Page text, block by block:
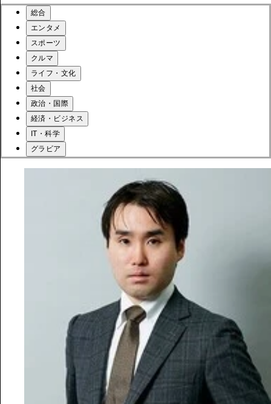
総合
エンタメ
スポーツ
クルマ
ライフ・文化
社会
政治・国際
経済・ビジネス
IT・科学
グラビア